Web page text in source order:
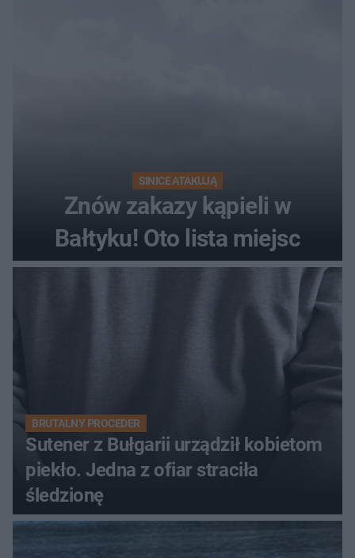
SINICE ATAKUJĄ
Znów zakazy kąpieli w
Bałtyku! Oto lista miejsc
BRUTALNY PROCEDER
Sutener z Bułgarii urządził kobietom
piekło. Jedna z ofiar straciła
śledzionę